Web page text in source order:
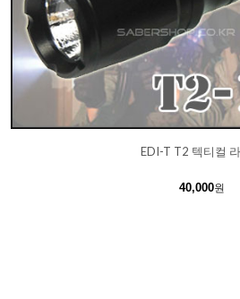
EDI-T T2 텍티컬
40,000원